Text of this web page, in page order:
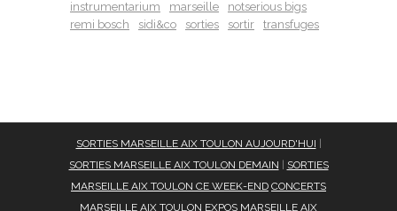
instrumentarium
marseille
notserious bigs
remi bosch
sidi&co sorties sortir transfuges
SORTIES MARSEILLE AIX TOULON AUJOURD'HUI
SORTIES MARSEILLE AIX TOULON DEMAIN
SORTIES
MARSEILLE AIX TOULON CE WEEK-END CONCERTS
MARSEILLE AIX TOULON EXPOS MARSEILLE AIX